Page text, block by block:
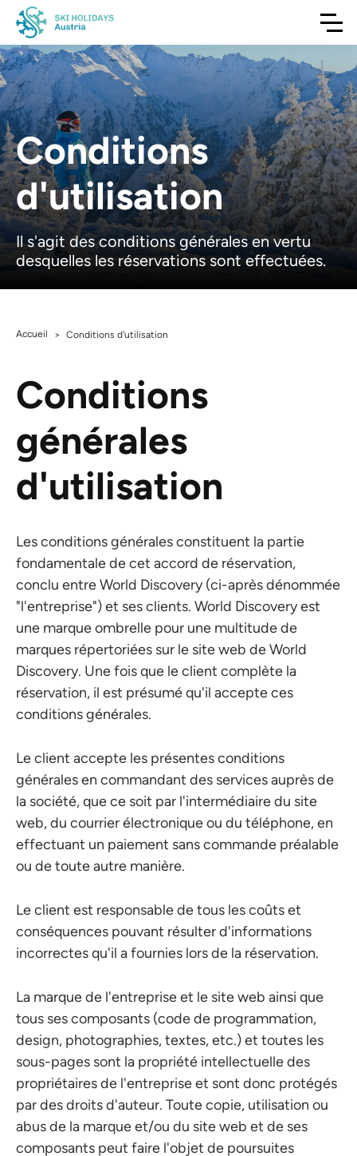
Conditions
d'utilisation
Il s'agit des conditions générales en vertu
desquelles les réservations sont effectuées.
Accueil > Conditions d'utilisation
Conditions
générales
d'utilisation
Les conditions générales constituent la partie
fondamentale de cet accord de réservation,
conclu entre World Discovery (ci-après dénommée
"l'entreprise") et ses clients. World Discovery est
une marque ombrelle pour une multitude de
marques répertoriées sur le site web de World
Discovery. Une fois que le client complète la
réservation, il est présumé qu'il accepte ces
conditions générales.
Le client accepte les présentes conditions
générales en commandant des services auprès de
la société, que ce soit par l'intermédiaire du site
web, du courrier électronique ou du téléphone, en
effectuant un paiement sans commande préalable
ou de toute autre manière.
Le client est responsable de tous les coûts et
conséquences pouvant résulter d'informations
incorrectes qu'il a fournies lors de la réservation.
La marque de l'entreprise et le site web ainsi que
tous ses composants (code de programmation,
design, photographies, textes, etc.) et toutes les
sous-pages sont la propriété intellectuelle des
propriétaires de l'entreprise et sont donc protégés
par des droits d'auteur. Toute copie, utilisation ou
abus de la marque et/ou du site web et de ses
composants peut faire l'objet de poursuites